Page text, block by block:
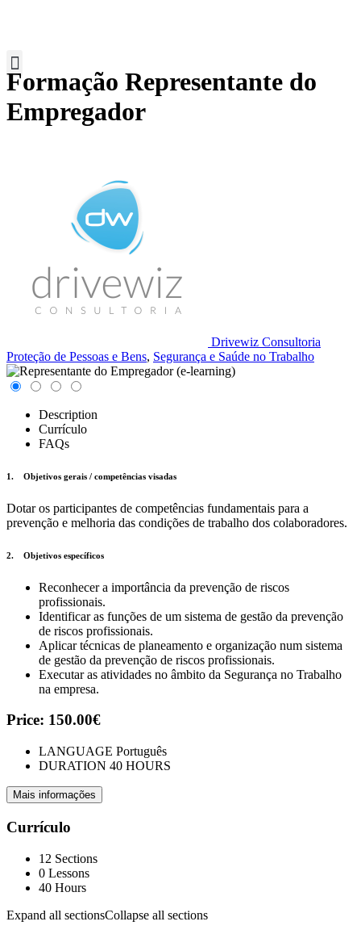
Formação Representante do
Empregador
Drivewiz Consultoria
Proteção de Pessoas e Bens, Segurança e Saúde no Trabalho
Description
Currículo
FAQs
1. Objetivos gerais / competências visadas
Dotar os participantes de competências fundamentais para a
prevenção e melhoria das condições de trabalho dos colaboradores.
2. Objetivos específicos
Reconhecer a importância da prevenção de riscos
profissionais.
Identificar as funções de um sistema de gestão da prevenção
de riscos profissionais.
Aplicar técnicas de planeamento e organização num sistema
de gestão da prevenção de riscos profissionais.
Executar as atividades no âmbito da Segurança no Trabalho
na empresa.
Price: 150.00€
LANGUAGE Português
DURATION 40 HOURS
Mais informações
Currículo
12 Sections
0 Lessons
40 Hours
Expand all sectionsCollapse all sections